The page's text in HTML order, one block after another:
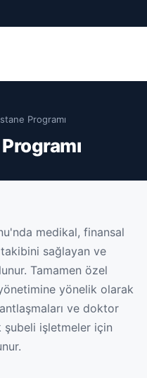
Programı
medikal, finansal
sağlayan ve
Tamamen özel
yönelik olarak
ve doktor
şubeli işletmeler için